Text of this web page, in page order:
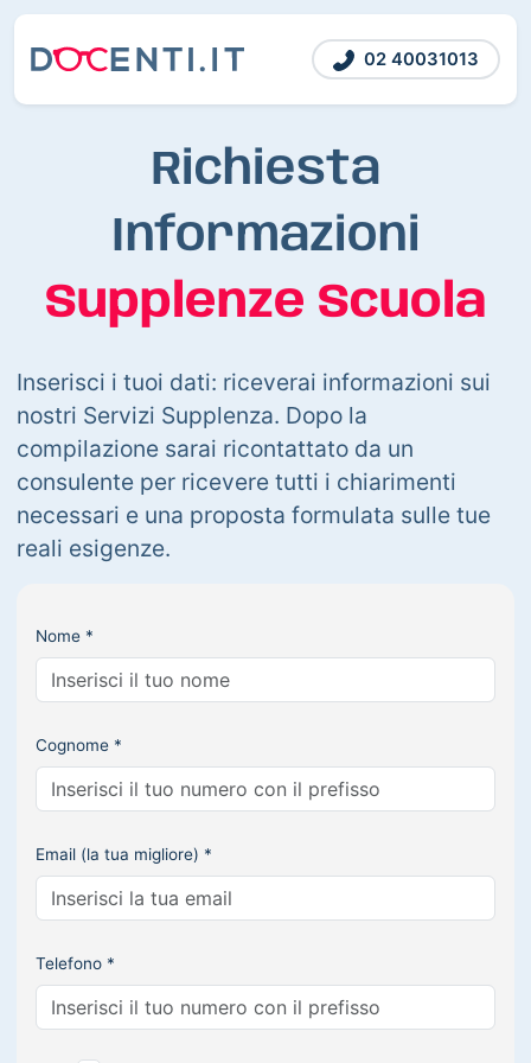
02 40031013
Richiesta
Informazioni
Supplenze Scuola
Inserisci i tuoi dati: riceverai informazioni sui
nostri Servizi Supplenza. Dopo la
compilazione sarai ricontattato da un
consulente per ricevere tutti i chiarimenti
necessari e una proposta formulata sulle tue
reali esigenze.
Nome *
Cognome *
Email (la tua migliore) *
Telefono *